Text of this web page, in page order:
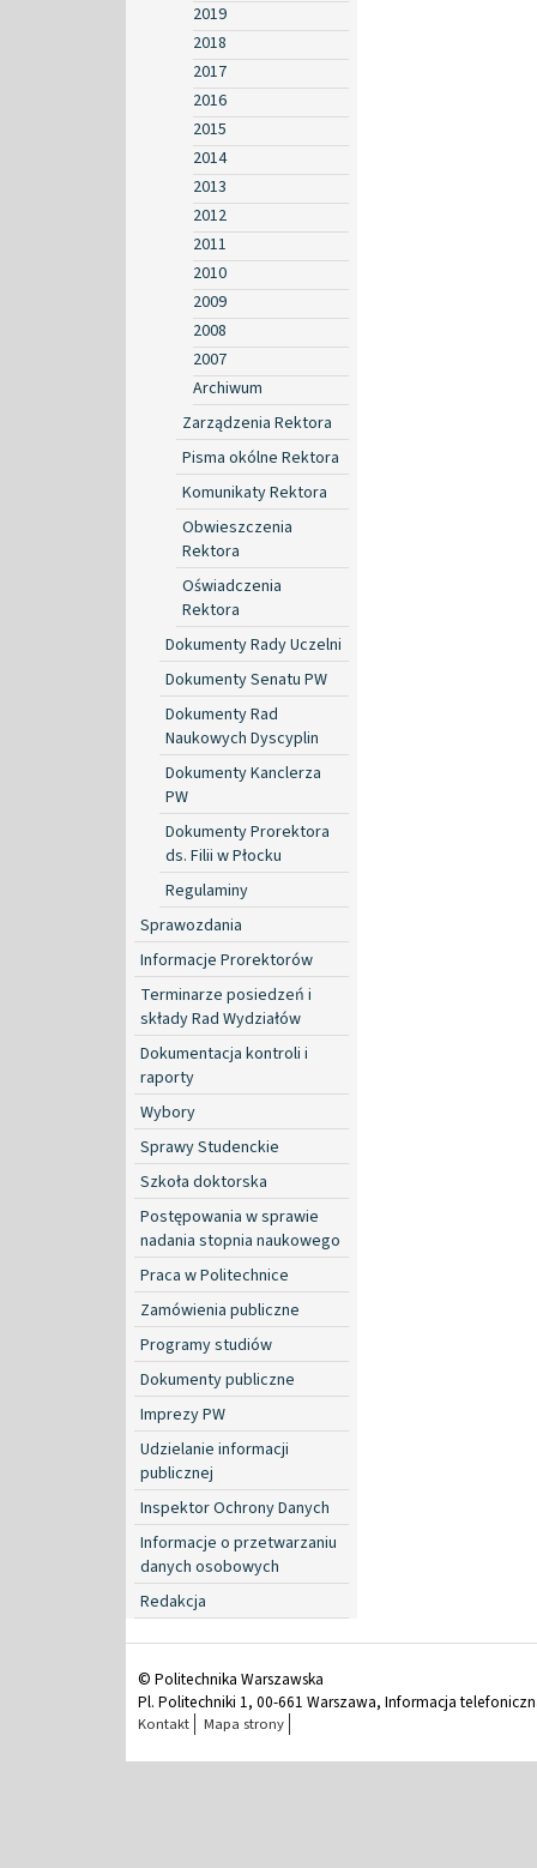
2019
2018
2017
2016
2015
2014
2013
2012
2011
2010
2009
2008
2007
Archiwum
Zarządzenia Rektora
Pisma okólne Rektora
Komunikaty Rektora
Obwieszczenia
Rektora
Oświadczenia
Rektora
Dokumenty Rady Uczelni
Dokumenty Senatu PW
Dokumenty Rad
Naukowych Dyscyplin
Dokumenty Kanclerza
PW
Dokumenty Prorektora
ds. Filii w Płocku
Regulaminy
Sprawozdania
Informacje Prorektorów
Terminarze posiedzeń i
składy Rad Wydziałów
Dokumentacja kontroli i
raporty
Wybory
Sprawy Studenckie
Szkoła doktorska
Postępowania w sprawie
nadania stopnia naukowego
Praca w Politechnice
Zamówienia publiczne
Programy studiów
Dokumenty publiczne
Imprezy PW
Udzielanie informacji
publicznej
Inspektor Ochrony Danych
Informacje o przetwarzaniu
danych osobowych
Redakcja
© Politechnika Warszawska
Pl. Politechniki 1, 00-661 Warszawa, Informacja
Kontakt Mapa strony